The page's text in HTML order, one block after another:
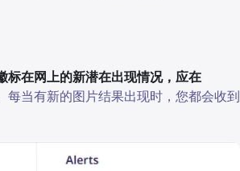
标在网上的新潜在出现情况，应在
每当有新的图片结果出现时，您都会收到